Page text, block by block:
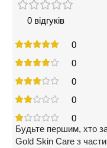
0 відгуків
0
0
0
0
0
Будьте першим, хто
Gold Skin Care з